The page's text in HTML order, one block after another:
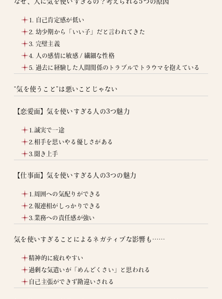
1. 自己肯定感が低い
2. 幼少期から「いい子」だと言われてきた
3. 完璧主義
4. 人の感情に敏感 / 繊細な性格
5. 過去に経験した人間関係のトラブルでトラウマを抱えている
“気を使うこと”は悪いことじゃない
【恋愛面】気を使いすぎる人の3つ魅力
1.誠実で一途
2.相手を思いやる優しさがある
3.聞き上手
【仕事面】気を使いすぎる人の3つの魅力
1.周囲への気配りができる
2.報連相がしっかりできる
3.業務への責任感が強い
気を使いすぎることによるネガティブな影響も……
精神的に疲れやすい
過剰な気遣いが「めんどくさい」と思われる
自己主張ができず勘違いされる